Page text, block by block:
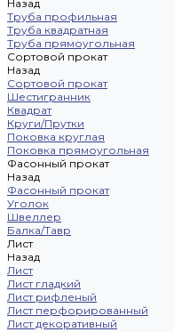
Назад
Труба профильная
Труба квадратная
Труба прямоугольная
Сортовой прокат
Назад
Сортовой прокат
Шестигранник
Квадрат
Круги/Прутки
Поковка круглая
Поковка прямоугольная
Фасонный прокат
Назад
Фасонный прокат
Уголок
Швеллер
Балка/Тавр
Лист
Назад
Лист
Лист гладкий
Лист рифленый
Лист перфорированный
Лист декоративный